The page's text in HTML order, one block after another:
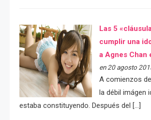
Las 5
cumplir una
a Agnes Chan
en 20 agosto
A comienzos
la débil imágen
estaba constituyendo. Después del […]